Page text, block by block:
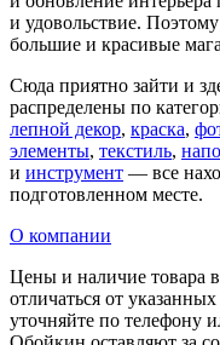
и удовольствие.
большие и красивые
Сюда приятно зайти и
распределены по
лепной декор, краска,
элементы, текстиль,
и инструмент — все
подготовленном месте.
О компании
Цены и наличие товара
отличаться от
уточняйте по телефону